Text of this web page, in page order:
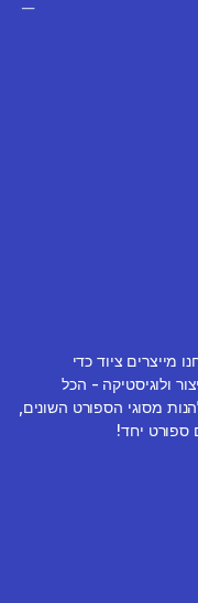
ציוד כדי
ולוגיסטיקה - הכל
מסוגי הספורט השונים,